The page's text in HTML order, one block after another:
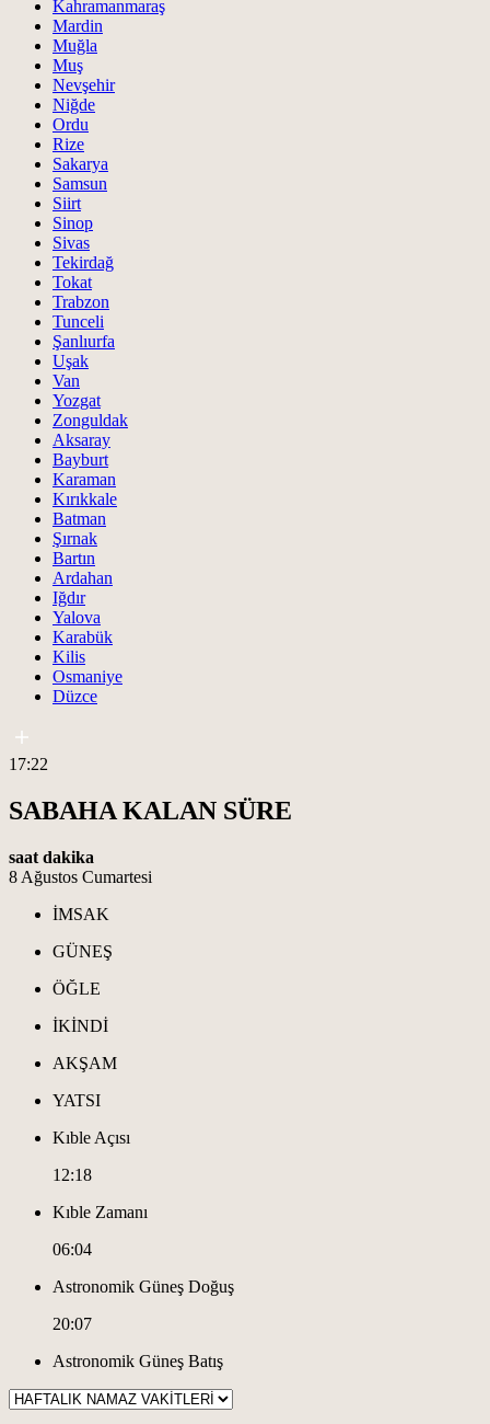
Kahramanmaraş
Mardin
Muğla
Muş
Nevşehir
Niğde
Ordu
Rize
Sakarya
Samsun
Siirt
Sinop
Sivas
Tekirdağ
Tokat
Trabzon
Tunceli
Şanlıurfa
Uşak
Van
Yozgat
Zonguldak
Aksaray
Bayburt
Karaman
Kırıkkale
Batman
Şırnak
Bartın
Ardahan
Iğdır
Yalova
Karabük
Kilis
Osmaniye
Düzce
17:22
SABAHA KALAN SÜRE
saat dakika
8 Ağustos Cumartesi
İMSAK
GÜNEŞ
ÖĞLE
İKİNDİ
AKŞAM
YATSI
Kıble Açısı
12:18
Kıble Zamanı
06:04
Astronomik Güneş Doğuş
20:07
Astronomik Güneş Batış